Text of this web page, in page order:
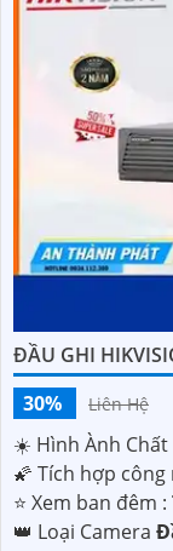
ĐẦU GHI
30%
Liên Hệ
☀️ Hình Ành Chất
🌠 Tích hợp công
⭐ Xem ban đêm :
👑 Loại Camera